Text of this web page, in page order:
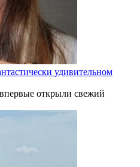
удивительном
открыли свежий